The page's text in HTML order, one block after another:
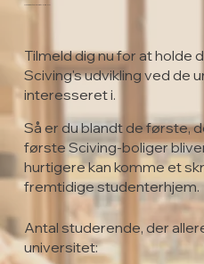
University of East London
Tilmeld dig nu for at holde
Sciving's udvikling ved de
interesseret i.
Så er du blandt de første,
første Sciving-boliger
hurtigere kan komme et
fremtidige studenterhjem.
Antal studerende, der
universitet: